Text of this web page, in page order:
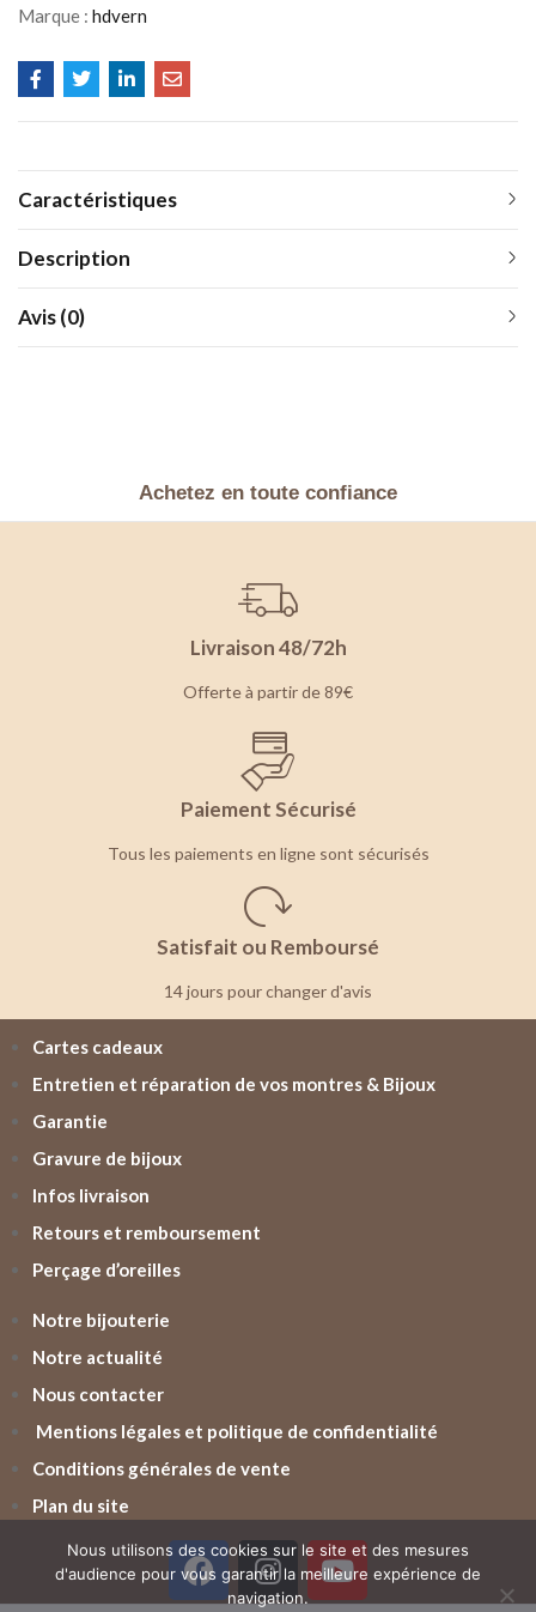
Marque : hdvern
Caractéristiques
Description
Avis (0)
Achetez en toute confiance
Livraison 48/72h
Offerte à partir de 89€
Paiement Sécurisé
Tous les paiements en ligne sont sécurisés
Satisfait ou Remboursé
14 jours pour changer d'avis
Cartes cadeaux
Entretien et réparation de vos montres & Bijoux
Garantie
Gravure de bijoux
Infos livraison
Retours et remboursement
Perçage d’oreilles
Notre bijouterie
Notre actualité
Nous contacter
Mentions légales et politique de confidentialité
Conditions générales de vente
Plan du site
Nous utilisons des cookies sur le site et des mesures
d'audience pour vous garantir la meilleure expérience de
navigation.